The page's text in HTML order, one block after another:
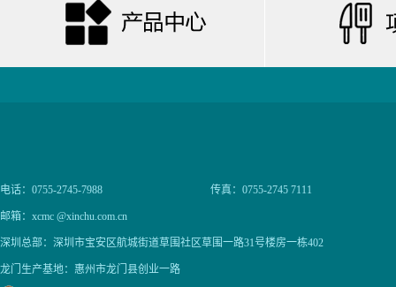
深圳总部：深圳市宝安区航城街道草围社区草围一路31号楼房一栋402
龙门生产基地：惠州市龙门县创业一路
电话：0755-2745-7988 传真：0755-2745 7111
邮箱：xcmc @xinchu.com.cn